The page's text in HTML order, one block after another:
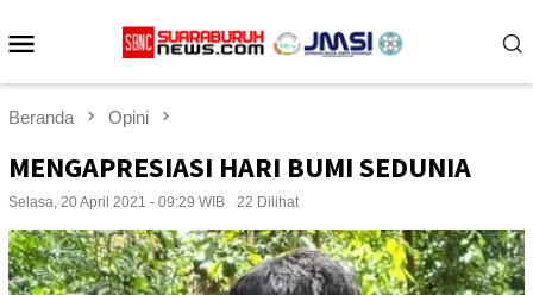
ke
Beranda Opini
MENGAPRESIASI HARI BUMI SEDUNIA
Selasa, 20 April 2021 - 09:29 WIB 22 Dilihat